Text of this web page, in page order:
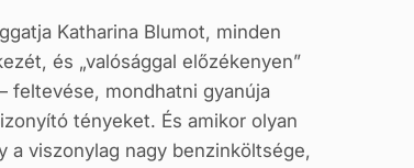
Katharina Blumot, minden
és „valósággal előzékenyen”
feltevése, mondhatni gyanúja
tényeket. És amikor olyan
a viszonylag nagy benzinköltsége,